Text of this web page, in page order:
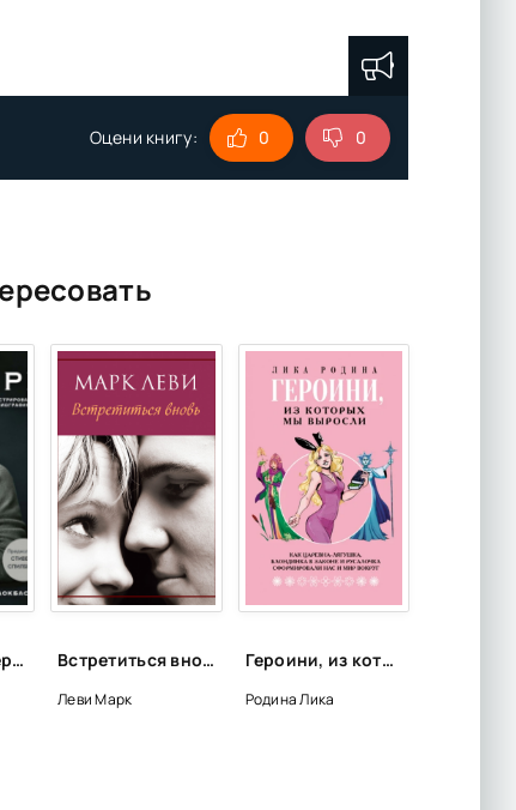
Оцени книгу: 0 0
Стивен Спилберг. Человек, который придумал блокбастер - Ричард Шикель Встретиться вновь - Марк Леви
Леви Марк
Героини, из которых мы выросли. Как Царевна-Лягушка, Блондинка в законе и Русалочка сформировали на - Лика Родина
Родина Лика